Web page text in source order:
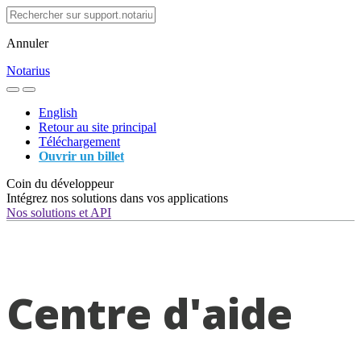
Annuler
Notarius
English
Retour au site principal
Téléchargement
Ouvrir un billet
Coin du développeur
Intégrez nos solutions dans vos applications
Nos solutions et API
Centre d'aide